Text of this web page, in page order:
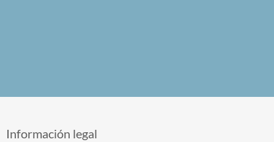
Información legal